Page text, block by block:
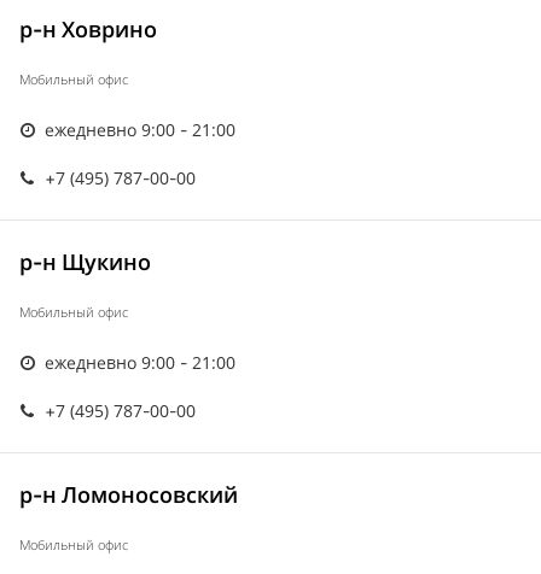
р-н Ховрино
Мобильный офис
ежедневно 9:00 - 21:00
+7 (495) 787-00-00
р-н Щукино
Мобильный офис
ежедневно 9:00 - 21:00
+7 (495) 787-00-00
р-н Ломоносовский
Мобильный офис